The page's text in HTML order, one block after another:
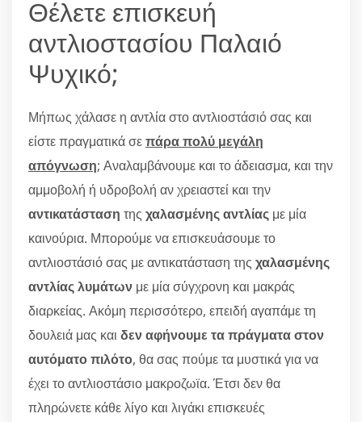
Θέλετε επισκευή
αντλιοστασίου Παλαιό
Ψυχικό;
Μήπως χάλασε η αντλία στο αντλιοστάσιό σας και
είστε πραγματικά σεπάρα πολύ μεγάλη
απόγνωση; Αναλαμβάνουμε και το άδειασμα, και την
αμμοβολή ή υδροβολή αν χρειαστεί και την
αντικατάσταση της χαλασμένης αντλίας με μία
καινούρια. Μπορούμε να επισκευάσουμε το
αντλιοστάσιό σας με αντικατάσταση της χαλασμένης
αντλίας λυμάτων με μία σύγχρονη και μακράς
διαρκείας. Ακόμη περισσότερο, επειδή αγαπάμε τη
δουλειά μας και δεν αφήνουμε τα πράγματα στον
αυτόματο πιλότο, θα σας πούμε τα μυστικά για να
έχει το αντλιοστάσιο μακροζωϊα. Έτσι δεν θα
πληρώνετε κάθε λίγο και λιγάκι επισκευές